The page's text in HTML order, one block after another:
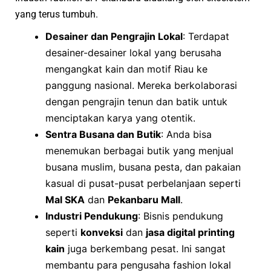
yang terus tumbuh.
Desainer dan Pengrajin Lokal: Terdapat
desainer-desainer lokal yang berusaha
mengangkat kain dan motif Riau ke
panggung nasional. Mereka berkolaborasi
dengan pengrajin tenun dan batik untuk
menciptakan karya yang otentik.
Sentra Busana dan Butik: Anda bisa
menemukan berbagai butik yang menjual
busana muslim, busana pesta, dan pakaian
kasual di pusat-pusat perbelanjaan seperti
Mal SKA dan Pekanbaru Mall.
Industri Pendukung: Bisnis pendukung
seperti konveksi dan jasa digital printing
kain juga berkembang pesat. Ini sangat
membantu para pengusaha fashion lokal